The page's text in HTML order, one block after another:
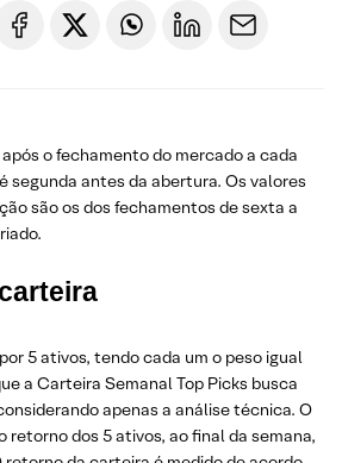
o fechamento do mercado a cada
segunda antes da abertura. Os valores
são os dos fechamentos de sexta a
5 ativos, tendo cada um o peso igual
a Carteira Semanal Top Picks busca
apenas a análise técnica. O
retorno dos 5 ativos, ao final da semana,